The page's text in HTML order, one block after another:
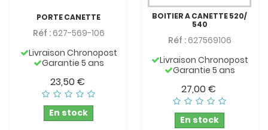
PORTE CANETTE
Réf :627-569-106
Livraison Chronopost
Garantie 5 ans
23,50 €
En stock
BOITIER A CANETTE 520/
540
Réf :627569106
Livraison Chronopost
Garantie 5 ans
27,00 €
En stock